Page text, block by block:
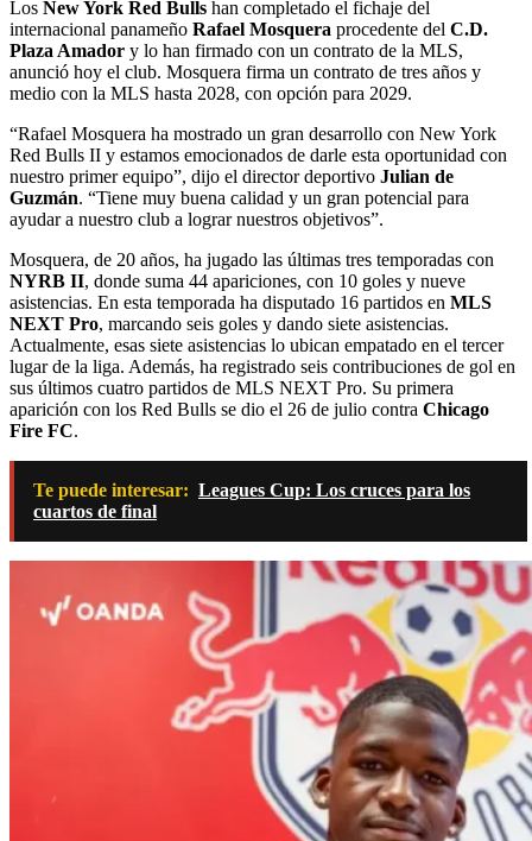
Los New York Red Bulls han completado el fichaje del
internacional panameño Rafael Mosquera procedente del C.D.
Plaza Amador y lo han firmado con un contrato de la MLS,
anunció hoy el club. Mosquera firma un contrato de tres años y
medio con la MLS hasta 2028, con opción para 2029.
“Rafael Mosquera ha mostrado un gran desarrollo con New York
Red Bulls II y estamos emocionados de darle esta oportunidad con
nuestro primer equipo”, dijo el director deportivo Julian de
Guzmán. “Tiene muy buena calidad y un gran potencial para
ayudar a nuestro club a lograr nuestros objetivos”.
Mosquera, de 20 años, ha jugado las últimas tres temporadas con
NYRB II, donde suma 44 apariciones, con 10 goles y nueve
asistencias. En esta temporada ha disputado 16 partidos en MLS
NEXT Pro, marcando seis goles y dando siete asistencias.
Actualmente, esas siete asistencias lo ubican empatado en el tercer
lugar de la liga. Además, ha registrado seis contribuciones de gol en
sus últimos cuatro partidos de MLS NEXT Pro. Su primera
aparición con los Red Bulls se dio el 26 de julio contra Chicago
Fire FC.
Te puede interesar: Leagues Cup: Los cruces para los
cuartos de final